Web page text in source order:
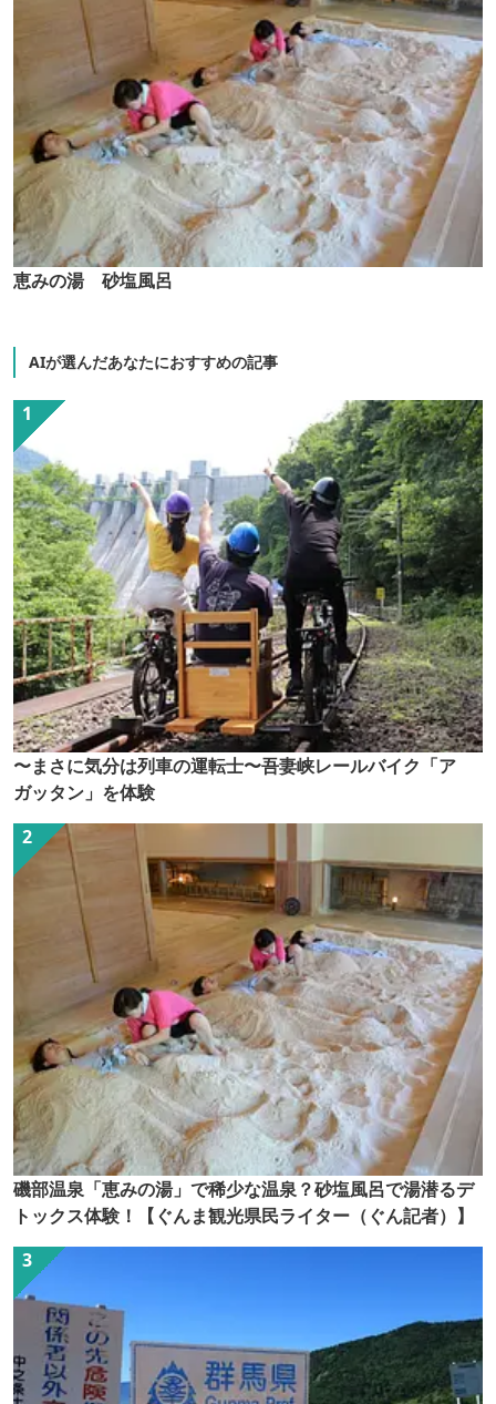
恵みの湯 砂塩風呂
AIが選んだあなたにおすすめの記事
〜まさに気分は列車の運転士〜吾妻峡レールバイク「ア
ガッタン」を体験
磯部温泉「恵みの湯」で稀少な温泉？砂塩風呂で湯潜るデ
トックス体験！【ぐんま観光県民ライター（ぐん記者）】